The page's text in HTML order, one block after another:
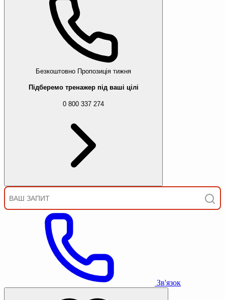
Безкоштовно Пропозиція тижня
Підберемо тренажер під ваші цілі
0 800 337 274
Зв'язок